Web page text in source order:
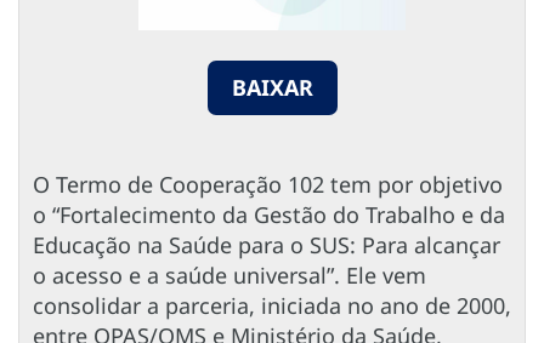
BAIXAR
O Termo de Cooperação 102 tem por objetivo
o “Fortalecimento da Gestão do Trabalho e da
Educação na Saúde para o SUS: Para alcançar
o acesso e a saúde universal”. Ele vem
consolidar a parceria, iniciada no ano de 2000,
entre OPAS/OMS e Ministério da Saúde,